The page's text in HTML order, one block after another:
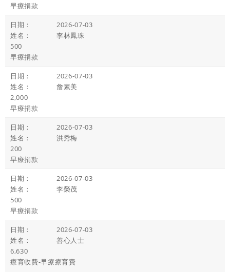
早療捐款
2026-07-03
李林鳳珠
500
早療捐款
2026-07-03
詹素美
2,000
早療捐款
2026-07-03
洪秀梅
200
早療捐款
2026-07-03
李榮茂
500
早療捐款
2026-07-03
善心人士
6,630
療育收費-早療療育費